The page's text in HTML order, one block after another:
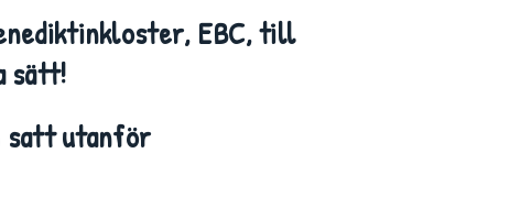
EBC, till
sätt!
satt utanför